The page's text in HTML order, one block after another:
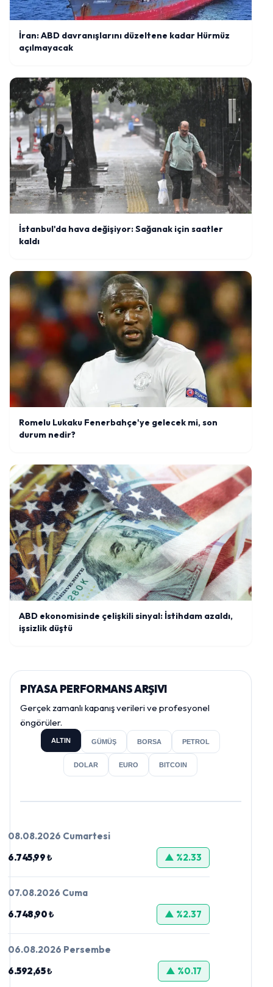
İran: ABD davranışlarını düzeltene kadar Hürmüz
açılmayacak
İstanbul'da hava değişiyor: Sağanak için saatler
kaldı
Romelu Lukaku Fenerbahçe'ye gelecek mi, son
durum nedir?
ABD ekonomisinde çelişkili sinyal: İstihdam azaldı,
işsizlik düştü
PIYASA PERFORMANS ARŞIVI
Gerçek zamanlı kapanış verileri ve profesyonel
öngörüler.
ALTIN GÜMÜŞ BORSA PETROL
DOLAR EURO BITCOIN
08.08.2026 Cumartesi
6.745,99 ₺
▲ %2.33
07.08.2026 Cuma
6.748,90 ₺
▲ %2.37
06.08.2026 Persembe
6.592,65 ₺
▲ %0.17